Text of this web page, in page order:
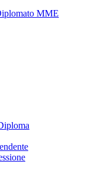
MME